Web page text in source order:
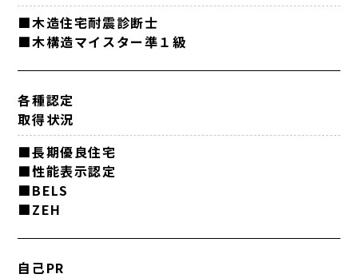
■木造住宅耐震診断士
■木構造マイスター準１級
各種認定
取得状況
■長期優良住宅
■性能表示認定
■BELS
■ZEH
自己PR